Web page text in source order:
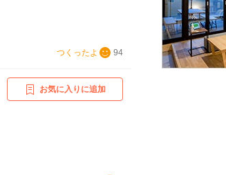
つくったよ 94
お気に入りに追加